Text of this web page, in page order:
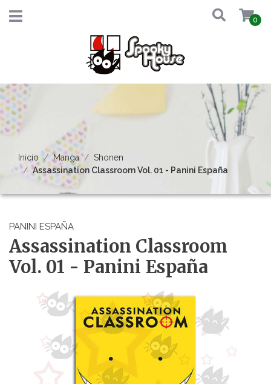
0
Inicio Manga
Shonen
Assassination Classroom Vol. 01 - Panini España
PANINI ESPAÑA
Assassination Classroom
Vol. 01 - Panini España